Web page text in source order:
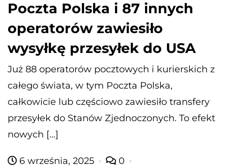
Poczta Polska i 87 innych
operatorów zawiesiło
wysyłkę przesyłek do USA
Już 88 operatorów pocztowych i kurierskich z
całego świata, w tym Poczta Polska,
całkowicie lub częściowo zawiesiło transfery
przesyłek do Stanów Zjednoczonych. To efekt
nowych […]
6 września, 2025 0